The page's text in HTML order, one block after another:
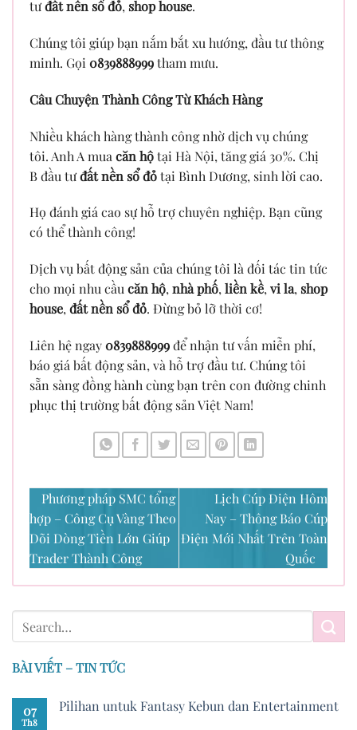
tưđất nền sổ đỏ, shop house.
Chúng tôi giúp bạn nắm bắt xu hướng, đầu tư thông
minh. Gọi 0839888999tham mưu.
Câu Chuyện Thành Công Từ Khách Hàng
Nhiều khách hàng thành công nhờ dịch vụ chúng
tôi. Anh A mua căn hộtại Hà Nội, tăng giá 30%. Chị
B đầu tưđất nền sổ đỏtại Bình Dương, sinh lời cao.
Họ đánh giá cao sự hỗ trợ chuyên nghiệp. Bạn cũng
có thể thành công!
Dịch vụ bất động sản của chúng tôi là đối tác tin tức
cho mọi nhu cầucăn hộ,nhà phố,liền kề,vi la, shop
house,đất nền sổ đỏ. Đừng bỏ lỡ thời cơ!
Liên hệ ngay0839888999để nhận tư vấn miễn phí,
báo giá bất động sản, và hỗ trợ đầu tư. Chúng tôi
sẵn sàng đồng hành cùng bạn trên con đường chinh
phục thị trường bất động sản Việt Nam!
Phương pháp SMC tổng
hợp – Công Cụ Vàng Theo
Dõi Dòng Tiền Lớn Giúp
Trader Thành Công
Lịch Cúp Điện Hôm
Nay – Thông Báo Cúp
Điện Mới Nhất Trên Toàn
Quốc
BÀI VIẾT – TIN TỨC
07
Th8
Pilihan untuk Fantasy Kebun dan Entertainment